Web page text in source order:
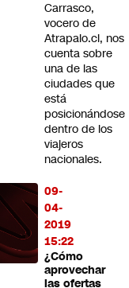
Carrasco,
vocero de
Atrapalo.cl, nos
cuenta sobre
una de las
ciudades que
está
posicionándose
dentro de los
viajeros
nacionales.
09-
04-
2019
15:22
¿Cómo
aprovechar
las ofertas